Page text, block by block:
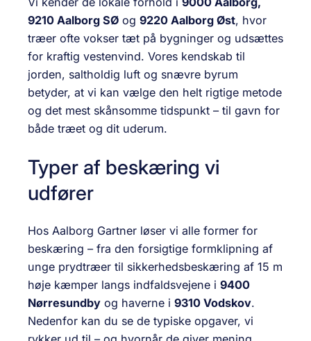
9210 Aalborg SØ og 9220 Aalborg Øst, hvor
træer ofte vokser tæt på bygninger og udsættes
for kraftig vestenvind. Vores kendskab til
jorden, saltholdig luft og snævre byrum
betyder, at vi kan vælge den helt rigtige metode
og det mest skånsomme tidspunkt – til gavn for
både træet og dit uderum.
Typer af beskæring vi
udfører
Hos Aalborg Gartner løser vi alle former for
beskæring – fra den forsigtige formklipning af
unge prydtræer til sikkerheds­beskæring af 15 m
høje kæmper langs indfaldsvejene i 9400
Nørresundby og haverne i 9310 Vodskov.
Nedenfor kan du se de typiske opgaver, vi